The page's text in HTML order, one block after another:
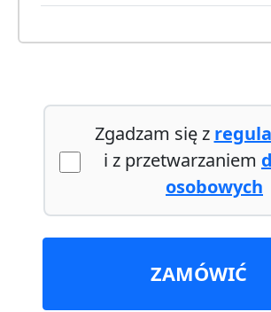
Zgadzam się z
i z przetwarzaniem
osobowych
ZAMÓWIĆ